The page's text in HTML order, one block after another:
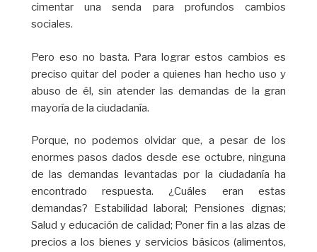
cimentar una senda para profundos cambios
sociales.
Pero eso no basta. Para lograr estos cambios es
preciso quitar del poder a quienes han hecho uso y
abuso de él, sin atender las demandas de la gran
mayoría de la ciudadanía.
Porque, no podemos olvidar que, a pesar de los
enormes pasos dados desde ese octubre, ninguna
de las demandas levantadas por la ciudadanía ha
encontrado respuesta. ¿Cuáles eran estas
demandas? Estabilidad laboral; Pensiones dignas;
Salud y educación de calidad; Poner fin a las alzas de
precios a los bienes y servicios básicos (alimentos,